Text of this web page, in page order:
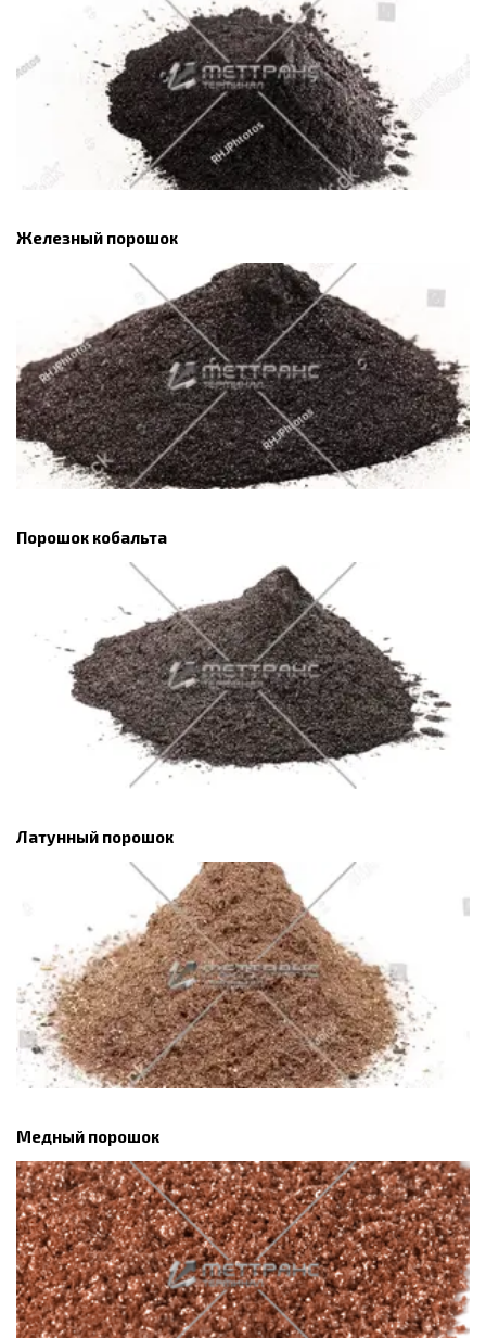
Железный порошок
Порошок кобальта
Латунный порошок
Медный порошок